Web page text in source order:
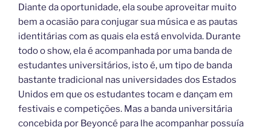
Diante da oportunidade, ela soube aproveitar muito
bem a ocasião para conjugar sua música e as pautas
identitárias com as quais ela está envolvida. Durante
todo o show, ela é acompanhada por uma banda de
estudantes universitários, isto é, um tipo de banda
bastante tradicional nas universidades dos Estados
Unidos em que os estudantes tocam e dançam em
festivais e competições. Mas a banda universitária
concebida por Beyoncé para lhe acompanhar possuía